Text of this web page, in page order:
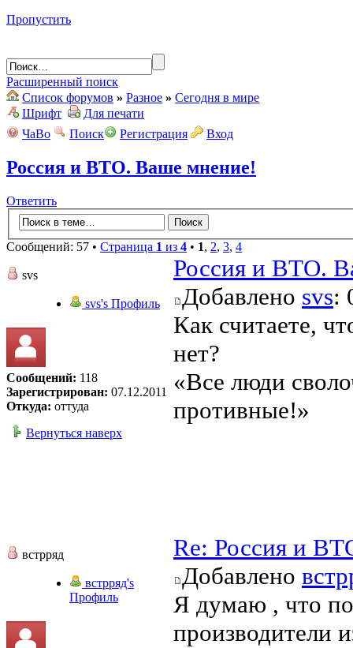
Пропустить
Расширенный поиск
Список форумов » Разное » Сегодня в мире
Шрифт
Для печати
ЧаВо
Поиск Регистрация Вход
Россия и ВТО. Ваше мнение!
Ответить
Сообщений: 57 • Страница 1 из 4 • 1, 2, 3, 4
svs
svs's Профиль
Сообщений: 118
Зарегистрирован: 07.12.2011
Откуда: оттуда
Россия и ВТО.
Добавлено svs:
Как считаете,
нет?
«Все люди
противные!»
Вернуться наверх
встрряд
встрряд's
Профиль
Re: Россия и
Добавлено
Я думаю , что
производители